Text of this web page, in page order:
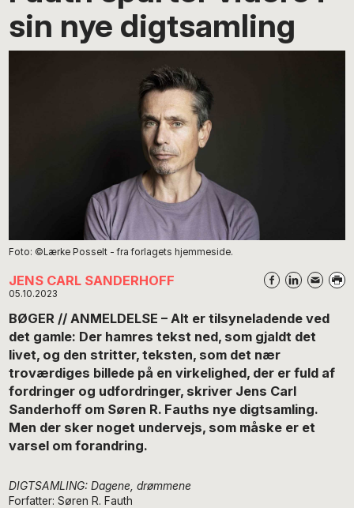
sin nye digtsamling
Foto: ©Lærke Posselt - fra forlagets hjemmeside.
JENS CARL SANDERHOFF
05.10.2023
BØGER // ANMELDELSE – Alt er tilsyneladende ved
det gamle: Der hamres tekst ned, som gjaldt det
livet, og den stritter, teksten, som det nær
troværdiges billede på en virkelighed, der er fuld af
fordringer og udfordringer, skriver Jens Carl
Sanderhoff om Søren R. Fauths nye digtsamling.
Men der sker noget undervejs, som måske er et
varsel om forandring.
DIGTSAMLING: Dagene, drømmene
Forfatter: Søren R. Fauth